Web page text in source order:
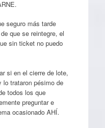
seguro más tarde
que se reintegre, el
sin ticket no puedo
si en el cierre de lote,
lo trataron pésimo de
todos los que
preguntar e
ocasionado AHÍ.